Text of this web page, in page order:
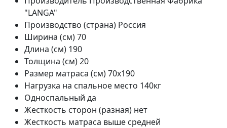
"LANGA"
Производство (страна) Россия
Ширина (см)70
Длина (см) 190
Толщина (см)20
Размер матраса (см)70х190
Нагрузка на спальное место 140кг
Односпальный да
Жесткость сторон (разная) нет
Жесткость матраса выше средней